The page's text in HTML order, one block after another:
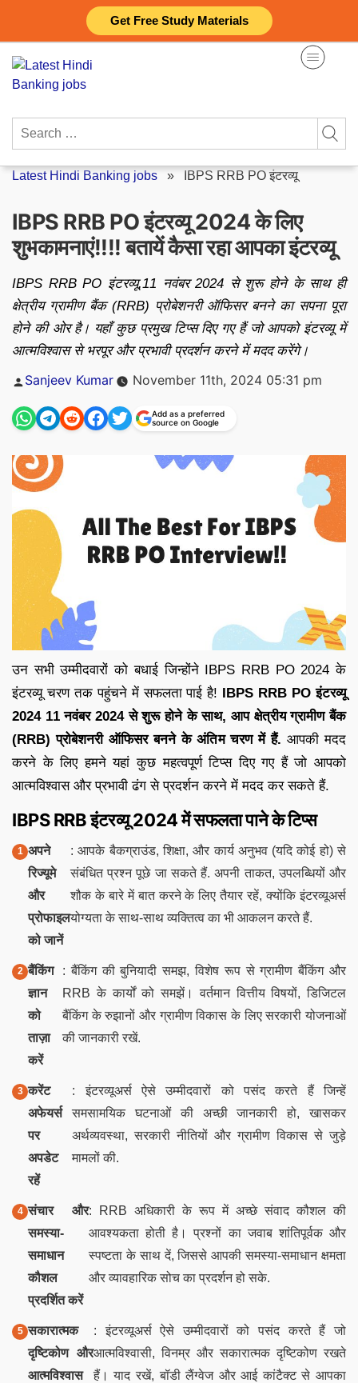
Get Free Study Materials
content
Search
Latest Hindi Banking jobs » IBPS RRB PO इंटरव्यू
IBPS RRB PO इंटरव्यू 2024 के लिए
शुभकामनाएं!!!! बतायें कैसा रहा आपका इंटरव्यू
IBPS RRB PO इंटरव्यू,11 नवंबर 2024 से शुरू होने के साथ ही
क्षेत्रीय ग्रामीण बैंक (RRB) प्रोबेशनरी ऑफिसर बनने का सपना पूरा
होने की ओर है। यहाँ कुछ प्रमुख टिप्स दिए गए हैं जो आपको इंटरव्यू में
आत्मविश्वास से भरपूर और प्रभावी प्रदर्शन करने में मदद करेंगे।
Posted
Sanjeev Kumar November 11th, 2024 05:31 pm
Add as a preferred
source on Google
उन सभी उम्मीदवारों को बधाई जिन्होंने IBPS RRB PO 2024 के
इंटरव्यू चरण तक पहुंचने में सफलता पाई है! IBPS RRB PO इंटरव्यू
2024 11 नवंबर 2024 से शुरू होने के साथ, आप क्षेत्रीय ग्रामीण बैंक
(RRB) प्रोबेशनरी ऑफिसर बनने के अंतिम चरण में हैं. आपकी मदद
करने के लिए हमने यहां कुछ महत्वपूर्ण टिप्स दिए गए हैं जो आपको
आत्मविश्वास और प्रभावी ढंग से प्रदर्शन करने में मदद कर सकते हैं.
IBPS RRB इंटरव्यू 2024 में सफलता पाने के टिप्स
अपने
रिज्यूमे
और
प्रोफाइल
को जानें
: आपके बैकग्राउंड, शिक्षा, और कार्य अनुभव (यदि कोई हो) से
संबंधित प्रश्न पूछे जा सकते हैं. अपनी ताकत, उपलब्धियों और
शौक के बारे में बात करने के लिए तैयार रहें, क्योंकि इंटरव्यूअर्स
योग्यता के साथ-साथ व्यक्तित्व का भी आकलन करते हैं.
बैंकिंग
ज्ञान
को
ताज़ा
करें
: बैंकिंग की बुनियादी समझ, विशेष रूप से ग्रामीण बैंकिंग और
RRB के कार्यों को समझें। वर्तमान वित्तीय विषयों, डिजिटल
बैंकिंग के रुझानों और ग्रामीण विकास के लिए सरकारी योजनाओं
की जानकारी रखें.
करेंट
अफेयर्स
पर
अपडेट
रहें
: इंटरव्यूअर्स ऐसे उम्मीदवारों को पसंद करते हैं जिन्हें
समसामयिक घटनाओं की अच्छी जानकारी हो, खासकर
अर्थव्यवस्था, सरकारी नीतियों और ग्रामीण विकास से जुड़े
मामलों की.
संचार और
समस्या-
समाधान
कौशल
प्रदर्शित करें
: RRB अधिकारी के रूप में अच्छे संवाद कौशल की
आवश्यकता होती है। प्रश्नों का जवाब शांतिपूर्वक और
स्पष्टता के साथ दें, जिससे आपकी समस्या-समाधान क्षमता
और व्यावहारिक सोच का प्रदर्शन हो सके.
सकारात्मक
दृष्टिकोण और
आत्मविश्वास
: इंटरव्यूअर्स ऐसे उम्मीदवारों को पसंद करते हैं जो
आत्मविश्वासी, विनम्र और सकारात्मक दृष्टिकोण रखते
हैं। याद रखें, बॉडी लैंग्वेज और आई कांटैक्ट से आपका